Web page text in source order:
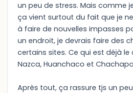
un peu de stress. Mais comme
ça vient surtout du fait que je
à faire de nouvelles impasses
un endroit, je devrais faire des
certains sites. Ce qui est déjà le
Nazca, Huanchaco et
Après tout, ça rassure tjs un